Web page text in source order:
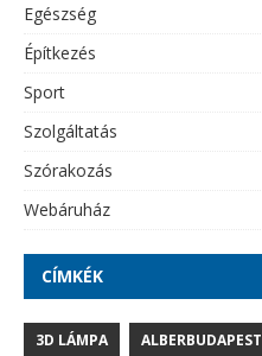
Egészség
Építkezés
Sport
Szolgáltatás
Szórakozás
Webáruház
CÍMKÉK
3D LÁMPA ALBERBUDAPEST